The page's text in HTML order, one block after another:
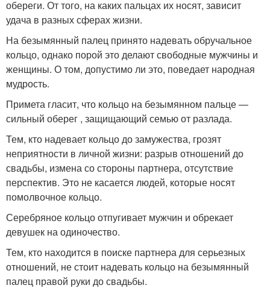
обереги. От того, на каких пальцах их носят, зависит
удача в разных сферах жизни.
На безымянный палец принято надевать обручальное
кольцо, однако порой это делают свободные мужчины и
женщины. О том, допустимо ли это, поведает народная
мудрость.
Примета гласит, что кольцо на безымянном пальце —
сильный оберег , защищающий семью от разлада.
Тем, кто надевает кольцо до замужества, грозят
неприятности в личной жизни: разрыв отношений до
свадьбы, измена со стороны партнера, отсутствие
перспектив. Это не касается людей, которые носят
помолвочное кольцо.
Серебряное кольцо отпугивает мужчин и обрекает
девушек на одиночество.
Тем, кто находится в поиске партнера для серьезных
отношений, не стоит надевать кольцо на безымянный
палец правой руки до свадьбы.